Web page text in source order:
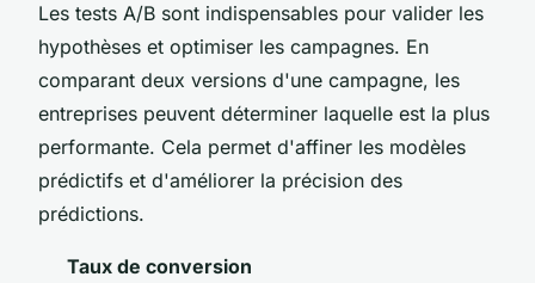
Les tests A/B sont indispensables pour valider les
hypothèses et optimiser les campagnes. En
comparant deux versions d'une campagne, les
entreprises peuvent déterminer laquelle est la plus
performante. Cela permet d'affiner les modèles
prédictifs et d'améliorer la précision des
prédictions.
Taux de conversion